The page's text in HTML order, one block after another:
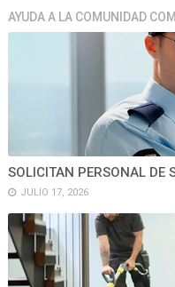
AYUDA A LA COMUNIDAD
SOLICITAN PERSONAL DE
JULIO 17, 2026